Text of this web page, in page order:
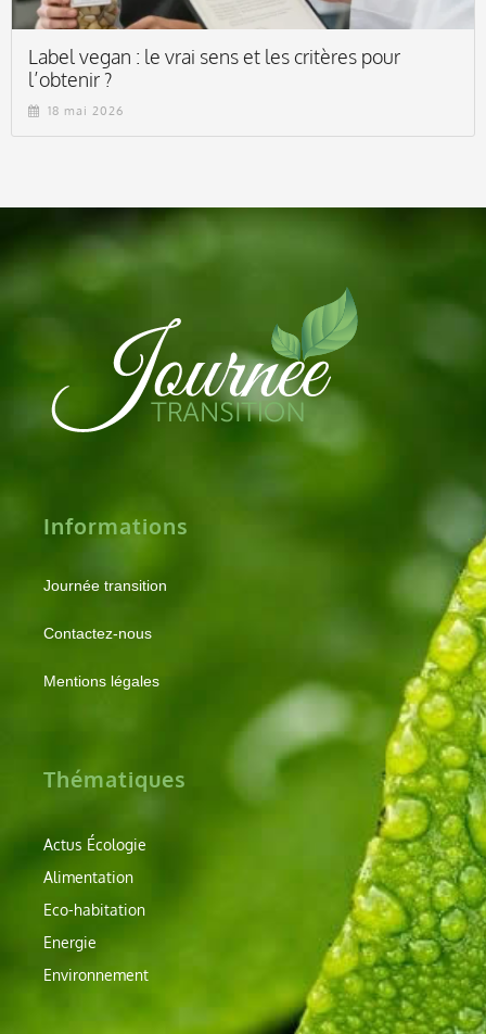
Label vegan : le vrai sens et les critères pour
l’obtenir ?
18 mai 2026
Informations
Journée transition
Contactez-nous
Mentions légales
Thématiques
Actus Écologie
Alimentation
Eco-habitation
Energie
Environnement